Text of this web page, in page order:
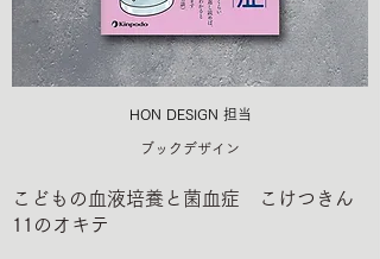
HON DESIGN​ 担当
ブックデザイン
こどもの血液培養と菌血症 こけつきん
11のオキテ